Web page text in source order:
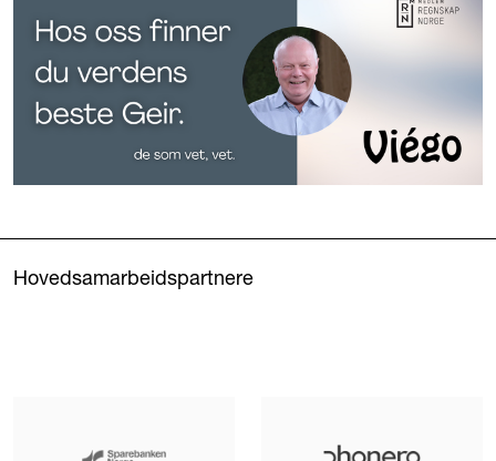
Hovedsamarbeidspartnere